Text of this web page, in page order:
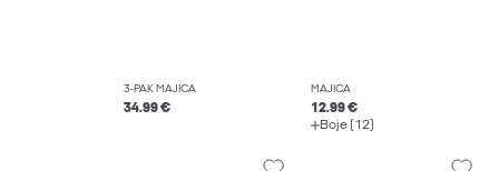
3-PAK MAJICA
34.99 €
MAJICA
12.99 €
Boje (12)